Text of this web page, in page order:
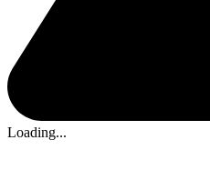
Loading...